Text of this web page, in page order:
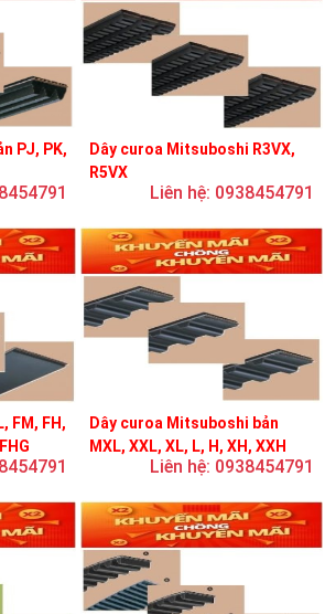
PJ, PK,
Dây curoa Mitsuboshi R3VX,
R5VX
Liên hệ: 0938454791
FM, FH,
Dây curoa Mitsuboshi bản
MXL, XXL, XL, L, H, XH, XXH
Liên hệ: 0938454791